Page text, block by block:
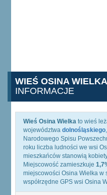
WIEŚ OSINA WIELKA
INFORMACJE
Wieś Osina Wielka to wieś
województwa dolnośląskiego,
Narodowego Spisu
roku liczba ludności we wsi
mieszkańców stanowią
Miejscowość zamieszkuje
miejscowości Osina Wielka w
współrzędne GPS wsi Osina